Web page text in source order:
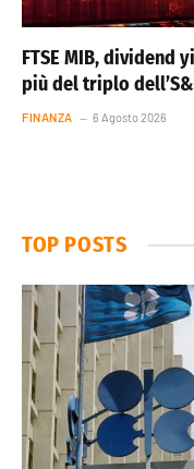
FTSE MIB, dividend
più del triplo
FINANZA 6 Agosto 2026
TOP POSTS